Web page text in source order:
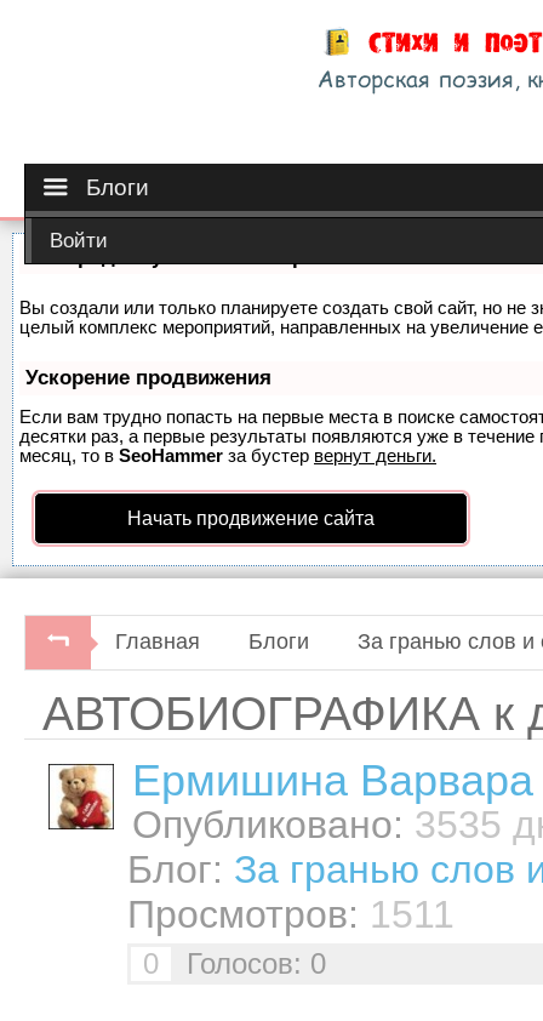
Блоги
Войти
Вы создали или только планируете создать свой сайт, но не
целый комплекс мероприятий, направленных на увеличение
Ускорение продвижения
Если вам трудно попасть на первые места в поиске
десятки раз, а первые результаты появляются уже в
месяц, то в SeoHammer за бустер вернут деньги.
Начать продвижение сайта
Главная Блоги За гранью слов и
АВТОБИОГРАФИКА к
Ермишина Варвара
Опубликовано: 3535
Блог: За гранью слов
Просмотров: 1511
0 Голосов: 0